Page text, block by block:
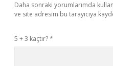
Daha sonraki yorumlarımda
ve site adresim bu tarayıcıya
5 + 3 kaçtır?*